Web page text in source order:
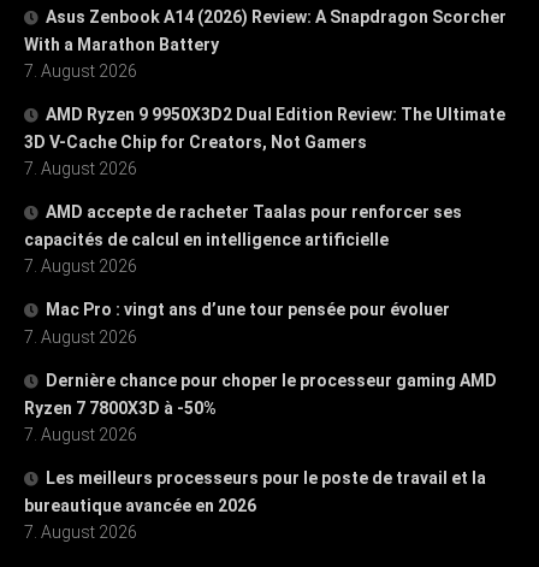
Asus Zenbook A14 (2026) Review: A Snapdragon Scorcher
With a Marathon Battery
7. August 2026
AMD Ryzen 9 9950X3D2 Dual Edition Review: The Ultimate
3D V-Cache Chip for Creators, Not Gamers
7. August 2026
AMD accepte de racheter Taalas pour renforcer ses
capacités de calcul en intelligence artificielle
7. August 2026
Mac Pro : vingt ans d’une tour pensée pour évoluer
7. August 2026
Dernière chance pour choper le processeur gaming AMD
Ryzen 7 7800X3D à -50%
7. August 2026
Les meilleurs processeurs pour le poste de travail et la
bureautique avancée en 2026
7. August 2026